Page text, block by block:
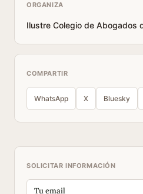
ORGANIZA
Ilustre Colegio de Abogados
COMPARTIR
WhatsApp X Bluesky
SOLICITAR INFORMACIÓN